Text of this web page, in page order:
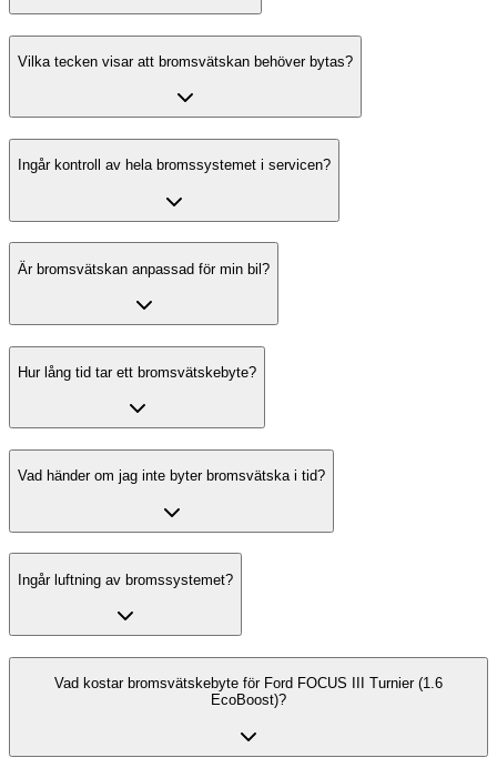
Vilka tecken visar att bromsvätskan behöver bytas?
Ingår kontroll av hela bromssystemet i servicen?
Är bromsvätskan anpassad för min bil?
Hur lång tid tar ett bromsvätskebyte?
Vad händer om jag inte byter bromsvätska i tid?
Ingår luftning av bromssystemet?
Vad kostar bromsvätskebyte för Ford FOCUS III Turnier (1.6
EcoBoost)?